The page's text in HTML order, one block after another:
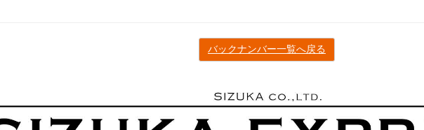
バックナンバー一覧へ戻る